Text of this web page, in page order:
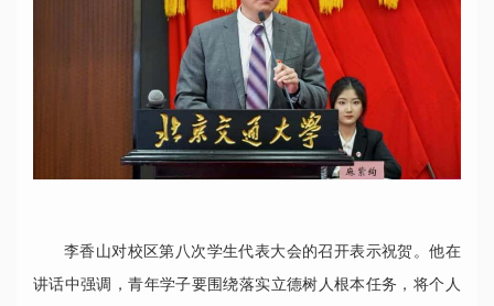
李香山对校区第八次学生代表大会的召开表示祝贺。他在
讲话中强调，青年学子要围绕落实立德树人根本任务，将个人